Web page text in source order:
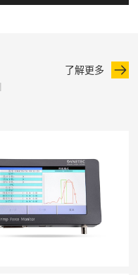
了解更多